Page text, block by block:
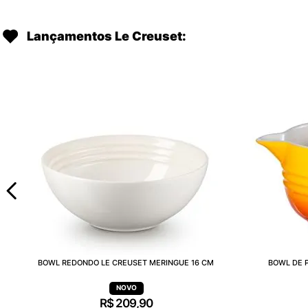
Lançamentos Le Creuset:
BOWL REDONDO LE CREUSET MERINGUE 16 CM
R$ 209,90
BOWL DE